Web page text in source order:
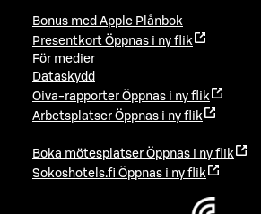
Bonus med Apple Plånbok
Presentkort Öppnas i ny flik
För medier
Dataskydd
Oiva-rapporter Öppnas i ny flik
Arbetsplatser Öppnas i ny flik
Boka mötesplatser Öppnas i ny flik
Sokoshotels.fi Öppnas i ny flik